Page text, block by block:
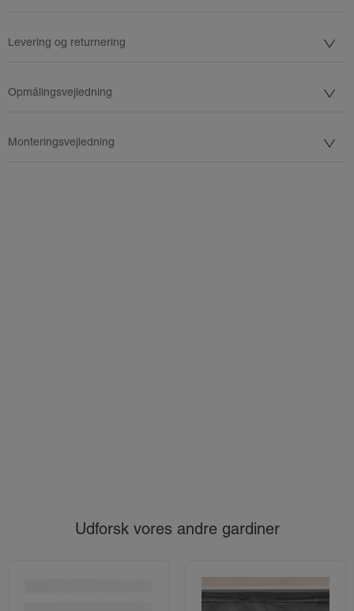
Levering og returnering
Opmålingsvejledning
Monteringsvejledning
Udforsk vores andre gardiner